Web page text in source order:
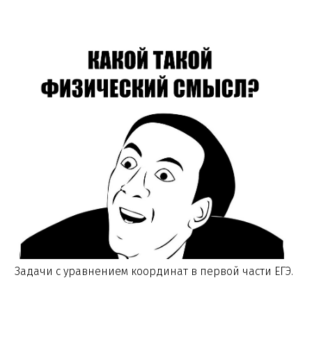
Задачи с уравнением координат в первой части ЕГЭ.